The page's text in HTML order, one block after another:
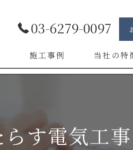
03-6279-0097
施工事例 当社の特
ブレーカー
す電気工